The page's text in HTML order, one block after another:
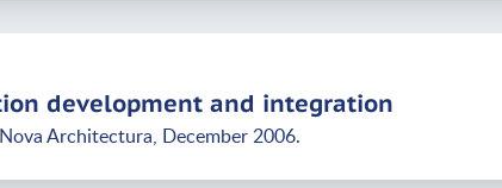
development and integration
Architectura, December 2006.